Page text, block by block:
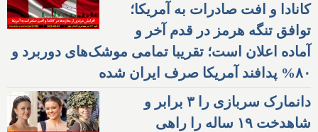
کانادا و افت صادرات به آمریکا؛
توافق تنگه هرمز در قدم آخر و
آماده اعلان است؛ تقریبا تمامی موشک‌های دوربرد و
۸۰% پدافند آمریکا صرف ایران شده
دانمارک سربازی را ۳ برابر و
شاهدخت ۱۹ ساله را راهی